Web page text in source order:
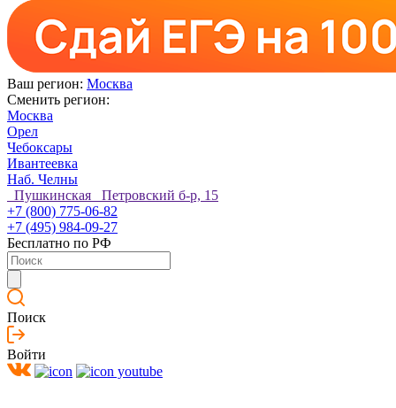
Ваш регион: Москва
Сменить регион:
Москва
Орел
Чебоксары
Ивантеевка
Наб. Челны
Пушкинская Петровский б-р, 15
+7 (800) 775-06-82
+7 (495) 984-09-27
Бесплатно по РФ
Поиск
Войти